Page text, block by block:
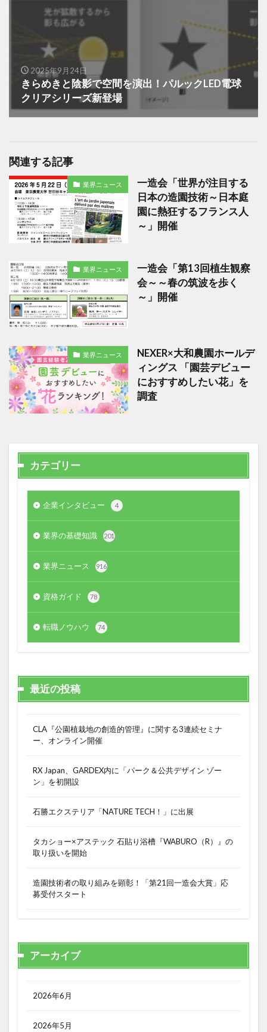
2025年9月24日
きらめきと陰影で空間を演出！パルックLED電球
クリアシリーズ新登場
関連する記事
業界ニュース
一造会「世界が注目する
日本の造園技術～日本庭
園に熱狂するフランス人
～」開催
業界ニュース
一造会「第13回植生観察
会～～春の筑波を歩く
～」開催
業界ニュース
NEXER×大和農園ホールデ
ィングス 「園芸デビュー
におすすめしたい花」を
調査
カテゴリー
企業インタビュー 4
業界の基礎知識 201
業界ニュース 916
資格ガイド 78
転職ノウハウ 74
最近の投稿
CLA『公園植栽地の創造的管理』に関する3連続セミナ
ー、オンライン開催
RX Japan、GARDEX内に「パーク＆公共デザイン ゾー
ン」を初開設
石勝エクステリア「NATURE TECH！」に出展
タカショー×アステック 石貼り浴槽『WABURO（R）』の
取り扱いを開始
造園技術者の取り組みを顕彰！「第21回一造会大賞」応
募受付スタート
アーカイブ
2026年6月
2026年5月